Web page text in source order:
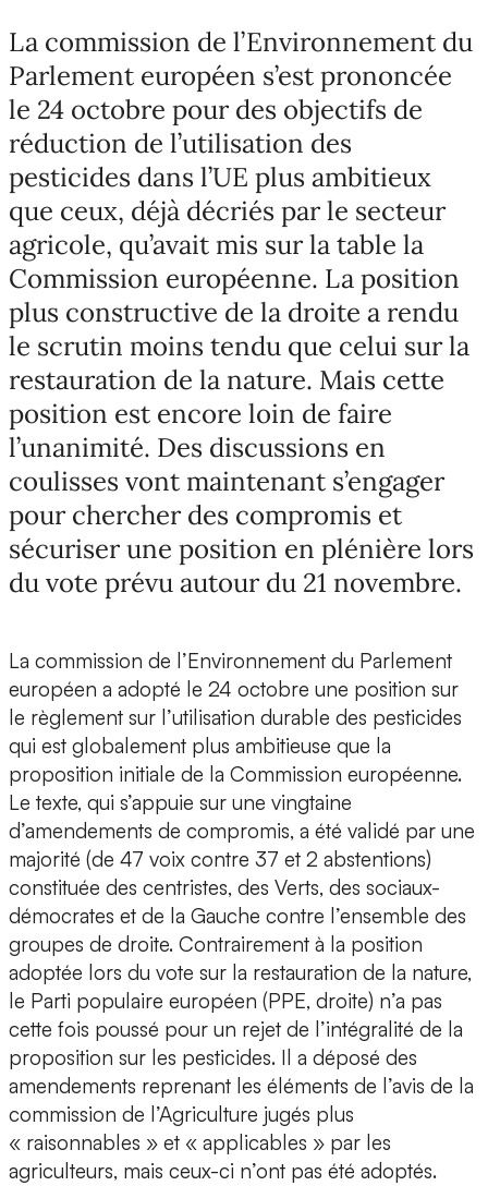
La commission de l’Environnement du
Parlement européen s’est prononcée
le 24 octobre pour des objectifs de
réduction de l’utilisation des
pesticides dans l’UE plus ambitieux
que ceux, déjà décriés par le secteur
agricole, qu’avait mis sur la table la
Commission européenne. La position
plus constructive de la droite a rendu
le scrutin moins tendu que celui sur la
restauration de la nature. Mais cette
position est encore loin de faire
l’unanimité. Des discussions en
coulisses vont maintenant s’engager
pour chercher des compromis et
sécuriser une position en plénière lors
du vote prévu autour du 21 novembre.
La commission de l’Environnement du Parlement
européen a adopté le 24 octobre une position sur
le règlement sur l’utilisation durable des pesticides
qui est globalement plus ambitieuse que la
proposition initiale de la Commission européenne.
Le texte, qui s’appuie sur une vingtaine
d’amendements de compromis, a été validé par une
majorité (de 47 voix contre 37 et 2 abstentions)
constituée des centristes, des Verts, des sociaux-
démocrates et de la Gauche contre l’ensemble des
groupes de droite. Contrairement à la position
adoptée lors du vote sur la restauration de la nature,
le Parti populaire européen (PPE, droite) n’a pas
cette fois poussé pour un rejet de l’intégralité de la
proposition sur les pesticides. Il a déposé des
amendements reprenant les éléments de l’avis de la
commission de l’Agriculture jugés plus
« raisonnables » et « applicables » par les
agriculteurs, mais ceux-ci n’ont pas été adoptés.